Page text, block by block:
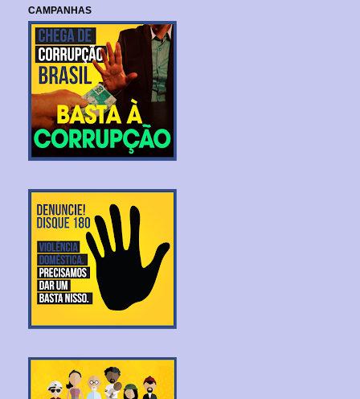
CAMPANHAS